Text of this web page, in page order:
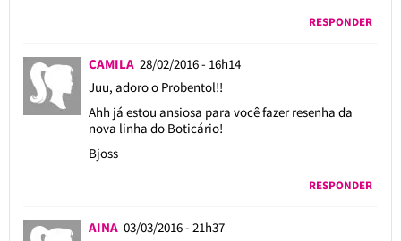
RESPONDER
CAMILA 28/02/2016 - 16h14
Juu, adoro o Probentol!!
Ahh já estou ansiosa para você fazer resenha da
nova linha do Boticário!
Bjoss
RESPONDER
AINA 03/03/2016 - 21h37